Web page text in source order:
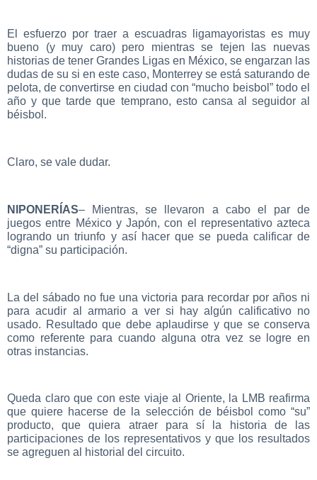
El esfuerzo por traer a escuadras ligamayoristas es muy
bueno (y muy caro) pero mientras se tejen las nuevas
historias de tener Grandes Ligas en México, se engarzan las
dudas de su si en este caso, Monterrey se está saturando de
pelota, de convertirse en ciudad con “mucho beisbol” todo el
año y que tarde que temprano, esto cansa al seguidor al
béisbol.
Claro, se vale dudar.
NIPONERÍAS– Mientras, se llevaron a cabo el par de
juegos entre México y Japón, con el representativo azteca
logrando un triunfo y así hacer que se pueda calificar de
“digna” su participación.
La del sábado no fue una victoria para recordar por años ni
para acudir al armario a ver si hay algún calificativo no
usado. Resultado que debe aplaudirse y que se conserva
como referente para cuando alguna otra vez se logre en
otras instancias.
Queda claro que con este viaje al Oriente, la LMB reafirma
que quiere hacerse de la selección de béisbol como “su”
producto, que quiera atraer para sí la historia de las
participaciones de los representativos y que los resultados
se agreguen al historial del circuito.